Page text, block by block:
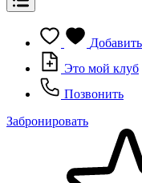
Это мой клуб
Позвонить
Забронировать